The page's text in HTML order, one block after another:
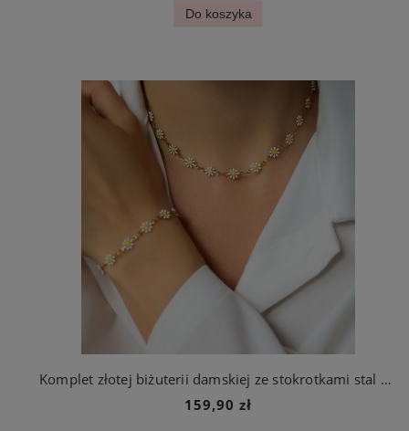
Do koszyka
Komplet złotej biżuterii damskiej ze stokrotkami stal chirurgiczna
159,90 zł